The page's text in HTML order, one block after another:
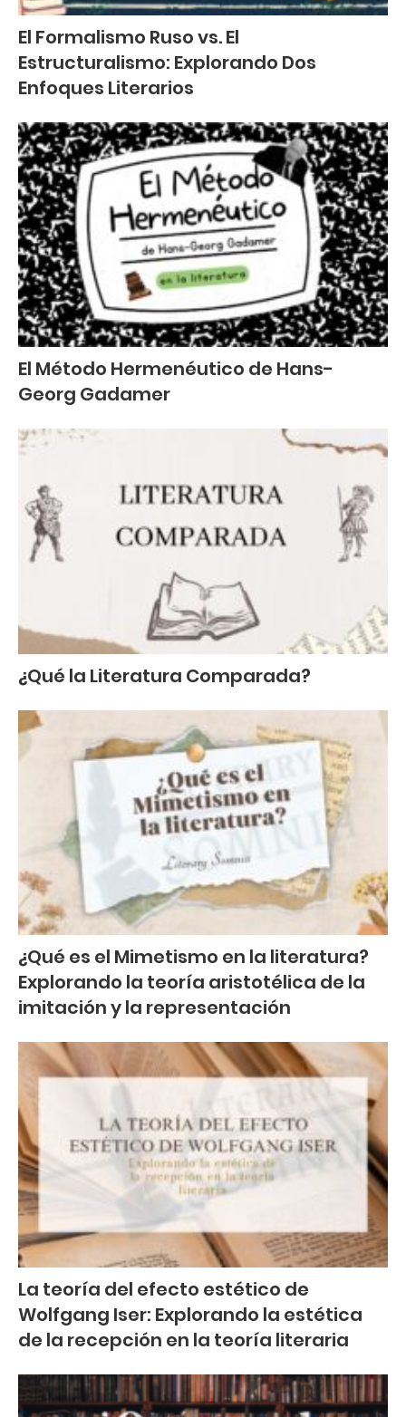
El Formalismo Ruso vs. El
Estructuralismo: Explorando Dos
Enfoques Literarios
El Método Hermenéutico de Hans-
Georg Gadamer
¿Qué la Literatura Comparada?
¿Qué es el Mimetismo en la literatura?
Explorando la teoría aristotélica de la
imitación y la representación
La teoría del efecto estético de
Wolfgang Iser: Explorando la estética
de la recepción en la teoría literaria